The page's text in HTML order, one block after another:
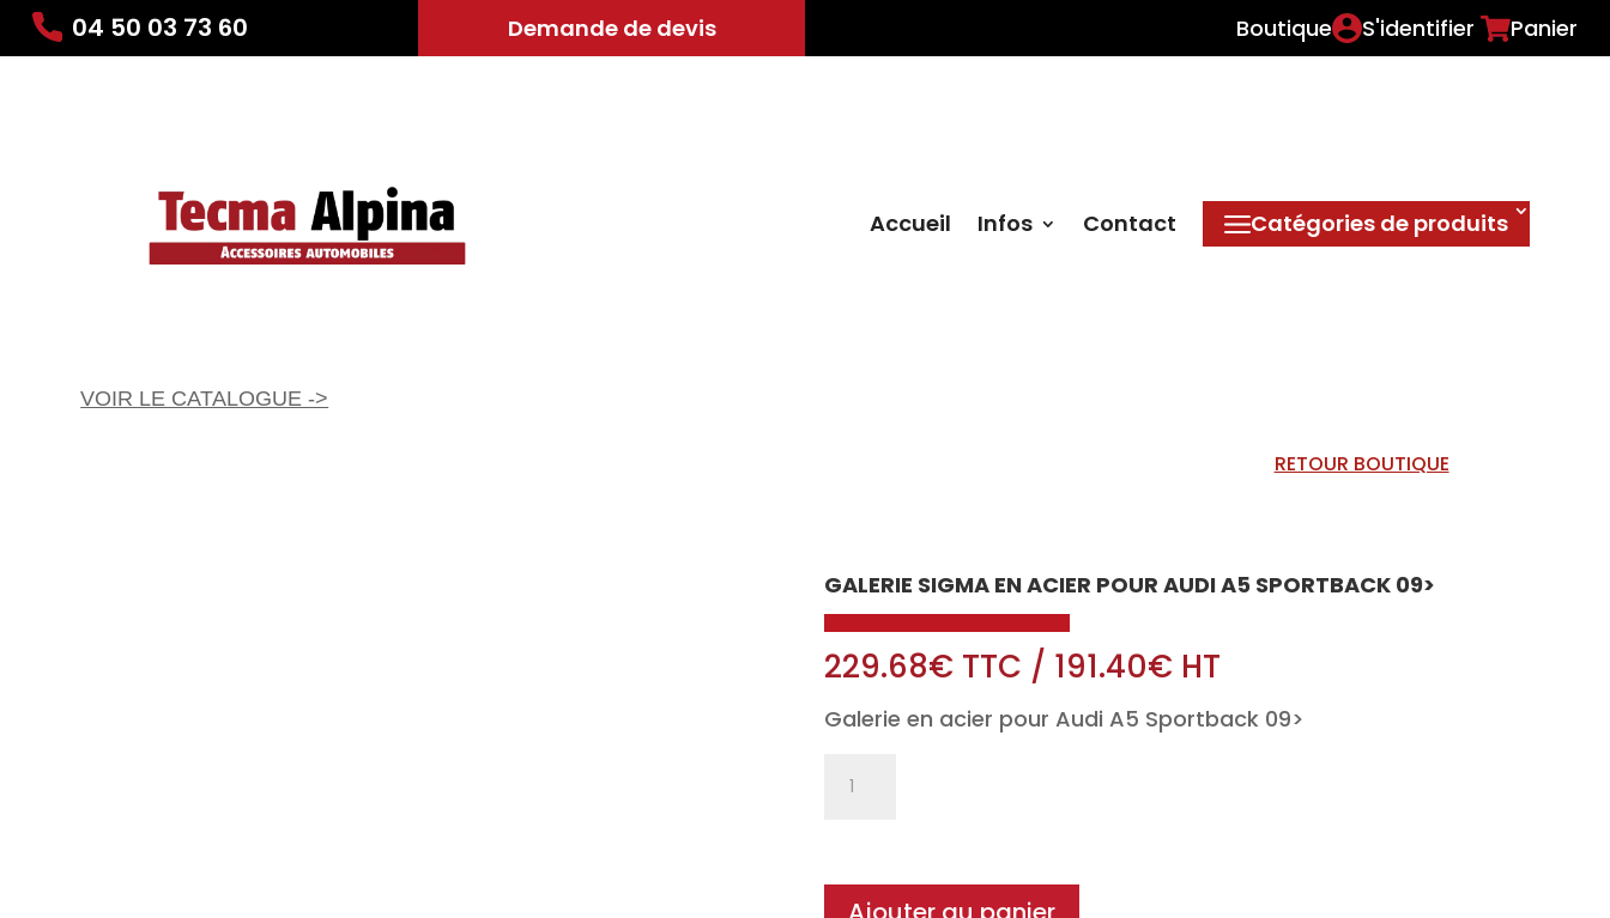
04 50 03 73 60 Demande de devis Boutique S'identifier Panier
Accueil Infos Contact Catégories de produits
VOIR LE CATALOGUE ->
RETOUR BOUTIQUE
GALERIE SIGMA EN ACIER POUR AUDI A5 SPORTBACK 09>
229.68€ TTC / 191.40€ HT
Galerie en acier pour Audi A5 Sportback 09>